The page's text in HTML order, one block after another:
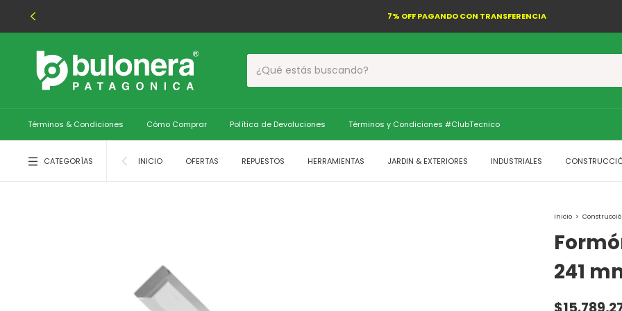
7% OFF PAGANDO CON TRANSFERENCIA
Términos & Condiciones Cómo Comprar Política de Devoluciones Términos y Condiciones #ClubTecnico
CATEGORÍAS INICIO OFERTAS REPUESTOS HERRAMIENTAS JARDIN & EXTERIORES INDUSTRIALES
Inicio >
241